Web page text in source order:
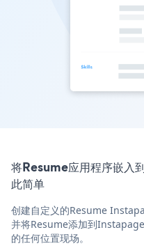
将Resume应用程序嵌入
此简单
创建自定义的Resume
并将Resume添加到
的任何位置现场。